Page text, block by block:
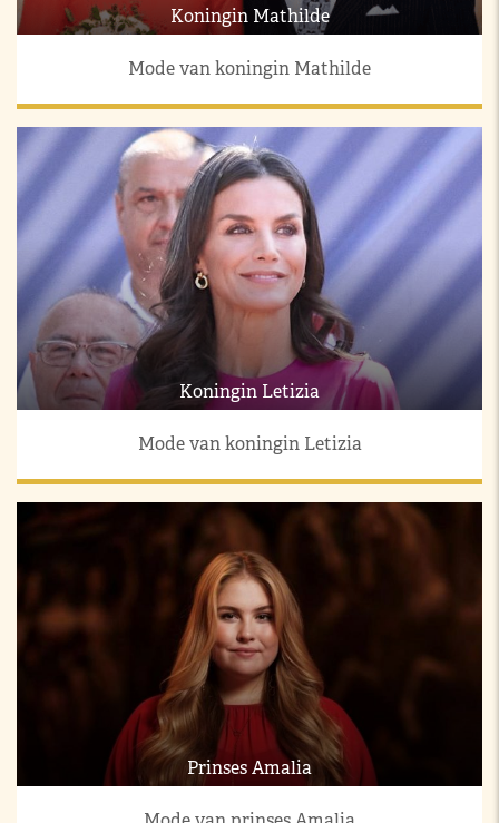
Koningin Mathilde
Mode van koningin Mathilde
Koningin Letizia
Mode van koningin Letizia
Prinses Amalia